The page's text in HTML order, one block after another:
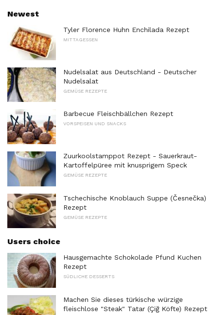
Newest
Tyler Florence Huhn Enchilada Rezept
MITTAGESSEN
Nudelsalat aus Deutschland - Deutscher
Nudelsalat
GEMÜSE REZEPTE
Barbecue Fleischbällchen Rezept
VORSPEISEN UND SNACKS
Zuurkoolstamppot Rezept - Sauerkraut-
Kartoffelpüree mit knusprigem Speck
GEMÜSE REZEPTE
Tschechische Knoblauch Suppe (Česnečka)
Rezept
GEMÜSE REZEPTE
Users choice
Hausgemachte Schokolade Pfund Kuchen
Rezept
SÜDLICHE DESSERTS
Machen Sie dieses türkische würzige
fleischlose "Steak" Tatar (Çiğ Köfte) Rezept